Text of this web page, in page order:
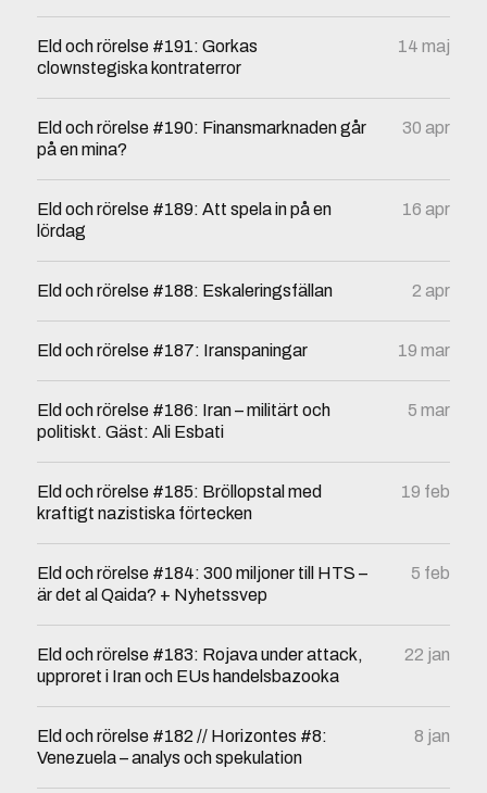
Eld och rörelse #191: Gorkas
clownstegiska kontraterror
14 maj
Eld och rörelse #190: Finansmarknaden går
på en mina?
30 apr
Eld och rörelse #189: Att spela in på en
lördag
16 apr
Eld och rörelse #188: Eskaleringsfällan 2 apr
Eld och rörelse #187: Iranspaningar 19 mar
Eld och rörelse #186: Iran – militärt och
politiskt. Gäst: Ali Esbati
5 mar
Eld och rörelse #185: Bröllopstal med
kraftigt nazistiska förtecken
19 feb
Eld och rörelse #184: 300 miljoner till HTS –
är det al Qaida? + Nyhetssvep
5 feb
Eld och rörelse #183: Rojava under attack,
upproret i Iran och EUs handelsbazooka
22 jan
Eld och rörelse #182 // Horizontes #8:
Venezuela – analys och spekulation
8 jan